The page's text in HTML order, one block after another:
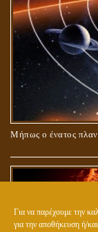
Για να παρέχουμε την
για την αποθήκευση ή/
Μήπως ο ένατος